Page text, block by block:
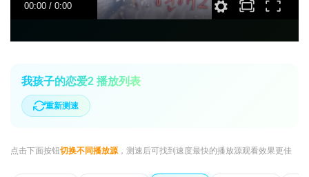
00:00 / 0:00
我孩子的恋爱2 播放列表
重新测速
点击下面按钮切换不同播放源，测速后可找到速度最快的播放源观看效果更佳